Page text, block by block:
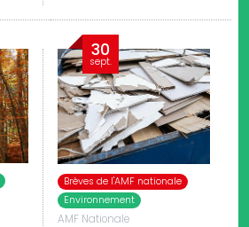
30
sept.
Brèves de l'AMF nationale
Environnement
AMF Nationale